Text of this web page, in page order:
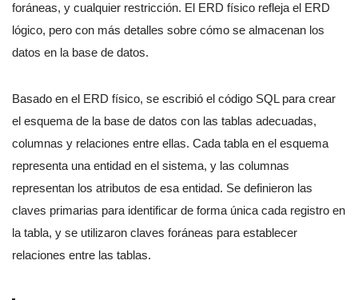
foráneas, y cualquier restricción. El ERD físico refleja el ERD
lógico, pero con más detalles sobre cómo se almacenan los
datos en la base de datos.
Basado en el ERD físico, se escribió el código SQL para crear
el esquema de la base de datos con las tablas adecuadas,
columnas y relaciones entre ellas. Cada tabla en el esquema
representa una entidad en el sistema, y las columnas
representan los atributos de esa entidad. Se definieron las
claves primarias para identificar de forma única cada registro en
la tabla, y se utilizaron claves foráneas para establecer
relaciones entre las tablas.